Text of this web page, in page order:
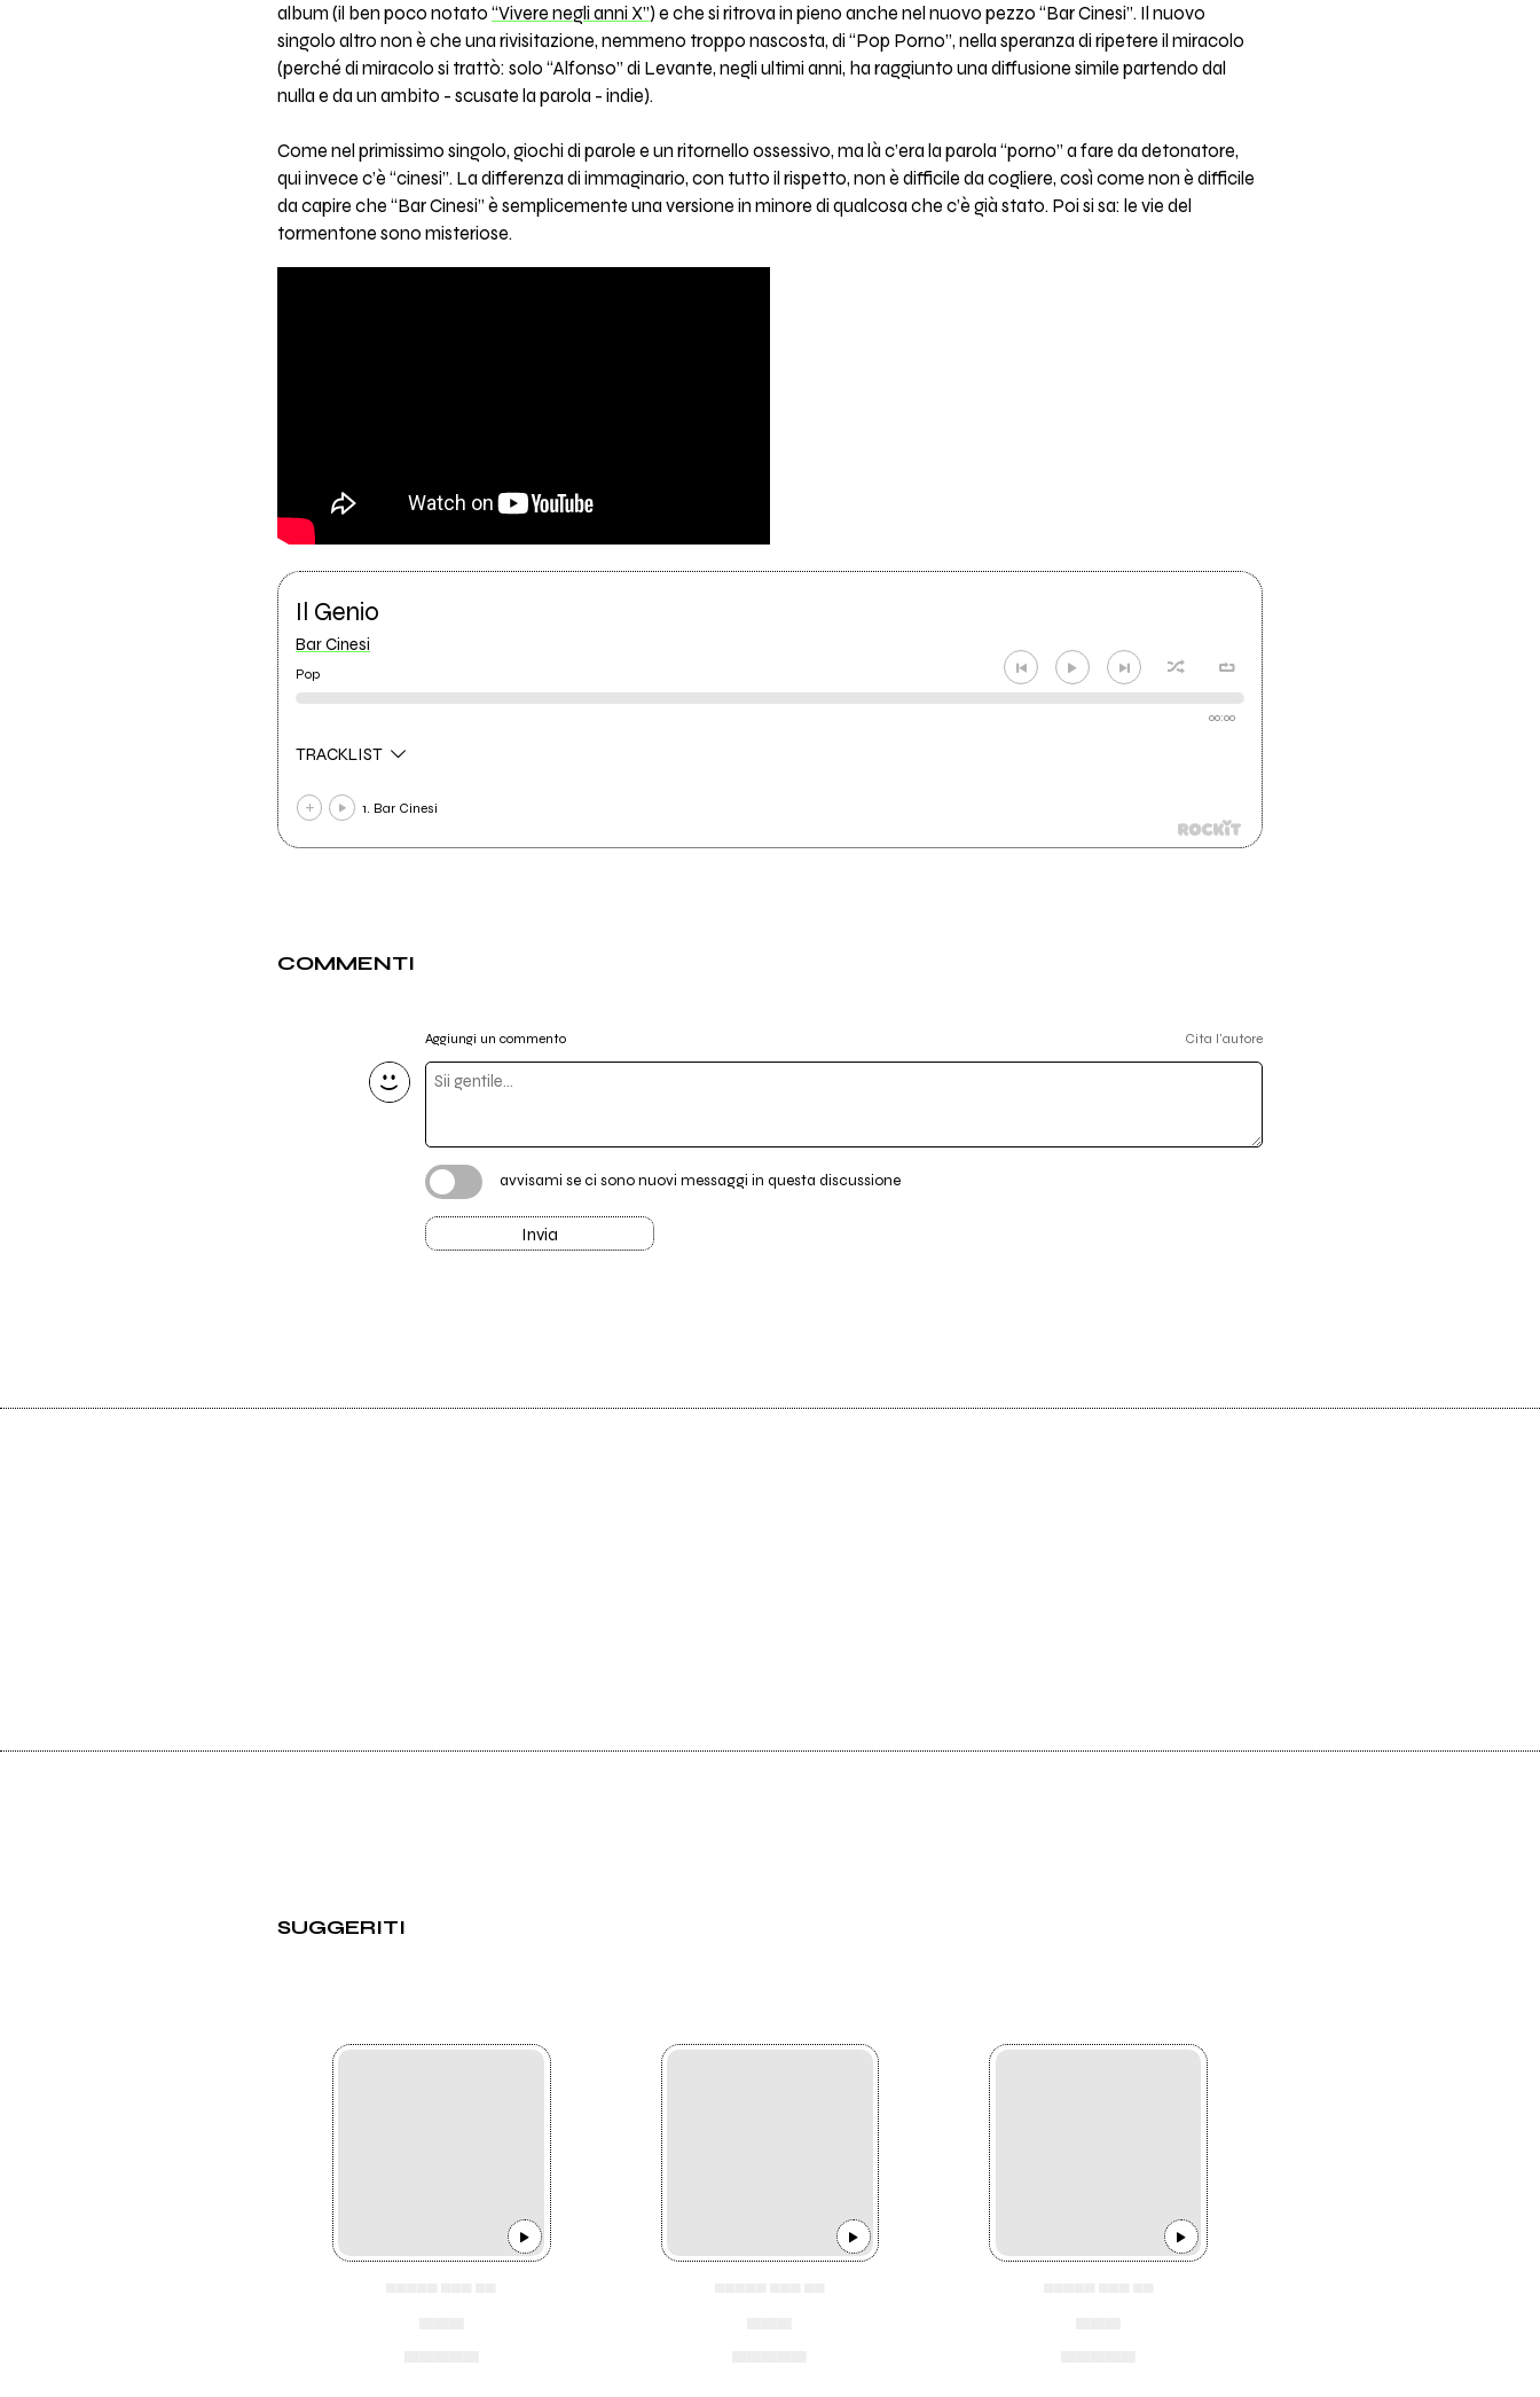
album (il ben poco notato “Vivere negli anni X”) e che si ritrova in pieno anche nel nuovo pezzo “Bar Cinesi”. Il nuovo
singolo altro non è che una rivisitazione, nemmeno troppo nascosta, di “Pop Porno”, nella speranza di ripetere il miracolo
(perché di miracolo si trattò: solo “Alfonso” di Levante, negli ultimi anni, ha raggiunto una diffusione simile partendo dal
nulla e da un ambito - scusate la parola - indie).
Come nel primissimo singolo, giochi di parole e un ritornello ossessivo, ma là c’era la parola “porno” a fare da detonatore,
qui invece c’è “cinesi”. La differenza di immaginario, con tutto il rispetto, non è difficile da cogliere, così come non è difficile
da capire che “Bar Cinesi” è semplicemente una versione in minore di qualcosa che c’è già stato. Poi si sa: le vie del
tormentone sono misteriose.
Il Genio
Bar Cinesi
Pop
00:00
TRACKLIST
1. Bar Cinesi
COMMENTI
Aggiungi un commento Cita l'autore
avvisami se ci sono nuovi messaggi in questa discussione
Invia
SUGGERITI